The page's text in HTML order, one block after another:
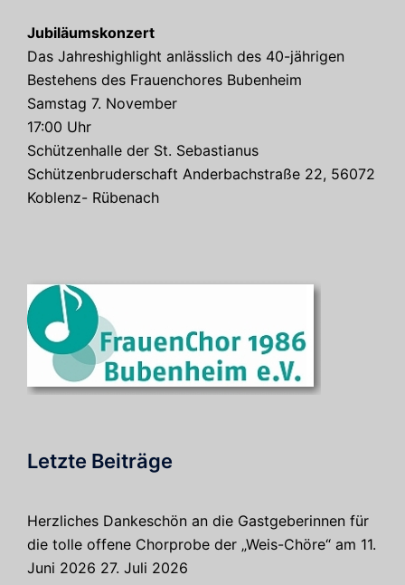
Jubiläumskonzert
Das Jahreshighlight anlässlich des 40-jährigen
Bestehens des Frauenchores Bubenheim
Samstag 7. November
17:00 Uhr
Schützenhalle der St. Sebastianus
Schützenbruderschaft Anderbachstraße 22, 56072
Koblenz- Rübenach
Letzte Beiträge
Herzliches Dankeschön an die Gastgeberinnen für
die tolle offene Chorprobe der „Weis-Chöre“ am 11.
Juni 2026 27. Juli 2026